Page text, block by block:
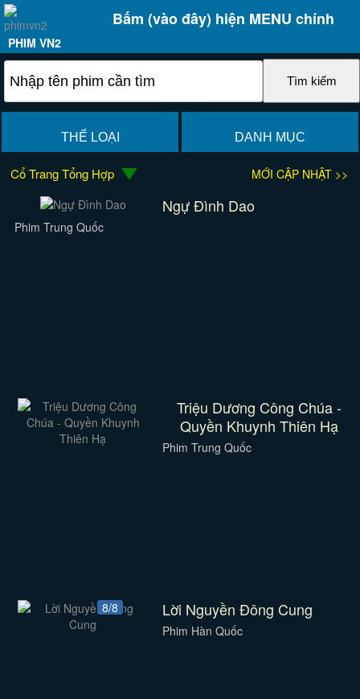
Bấm (vào đây) hiện MENU chính
PHIM VN2
THỂ LOẠI DANH MỤC
Cổ Trang Tổng Hợp MỚI CẬP NHẬT >>
Ngự Đình Dao
Phim Trung Quốc
Triệu Dương Công Chúa -
Quyền Khuynh Thiên Hạ
Phim Trung Quốc
8/8 Lời Nguyền Đông Cung
Phim Hàn Quốc